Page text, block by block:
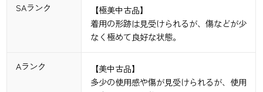
SAランク
【極美中古品】
着用の形跡は見受けられるが、傷などが少
なく極めて良好な状態。
Aランク
【美中古品】
多少の使用感や傷が見受けられるが、使用